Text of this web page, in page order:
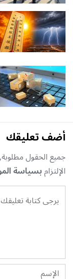
أضف تعليقك
جميع الحقول
الإلتزامبسياسة